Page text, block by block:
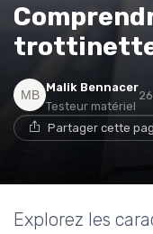
Malik Bennacer
Testeur matériel
Partager cette
Explorez les